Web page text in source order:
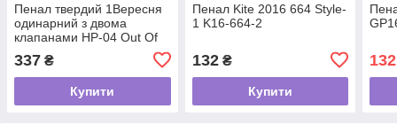
Пенал твердий 1Вересня
одинарний з двома
клапанами HP-04 Out Of
337 ₴
Купити
Пенал Kite 2016 664 Style-
1 K16-664-2
132₴
Купити
132